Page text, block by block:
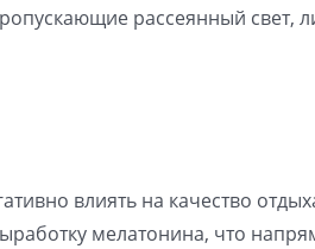
рассеянный свет,
влиять на качество
мелатонина, что